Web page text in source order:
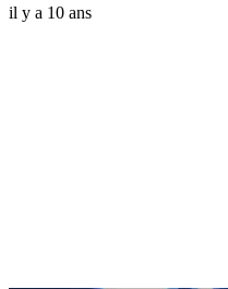
il y a 10 ans